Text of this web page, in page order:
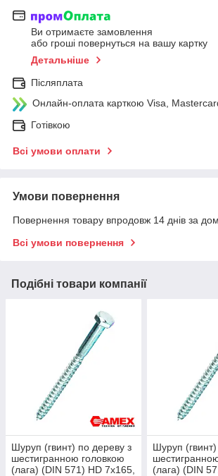
Ви отримаєте замовлення
або гроші повернуться на вашу картку
Детальніше
Післяплата
Онлайн-оплата карткою Visa,
Готівкою
Всі умови оплати
Умови повернення
Повернення товару впродовж 14 днів за
Всі умови повернення
Подібні товари компанії
Шуруп (гвинт) по дереву з
шестигранною головкою
(лага) (DIN 571) HD 7x165,
Шуруп
(лага) (DIN